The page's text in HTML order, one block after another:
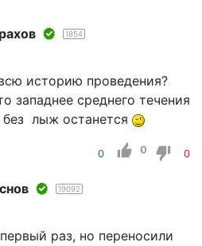
1854
историю проведения?
западнее среднего течения
лыж останется
0 0 0
19092
раз, но переносили